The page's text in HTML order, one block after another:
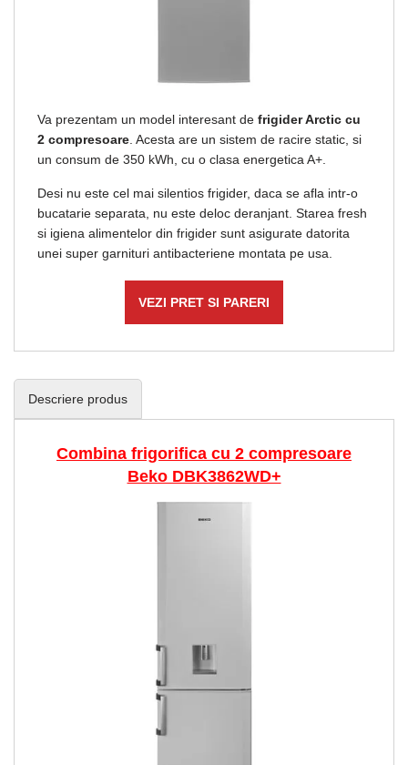
Va prezentam un model interesant de frigider Arctic cu
2 compresoare . Acesta are un sistem de racire static, si
un consum de 350 kWh, cu o clasa energetica A+.
Desi nu este cel mai silentios frigider, daca se afla intr-o
bucatarie separata, nu este deloc deranjant. Starea fresh
si igiena alimentelor din frigider sunt asigurate datorita
unei super garnituri antibacteriene montata pe usa.
VEZI PRET SI PARERI
Descriere produs
Combina frigorifica cu 2 compresoare
Beko DBK3862WD+